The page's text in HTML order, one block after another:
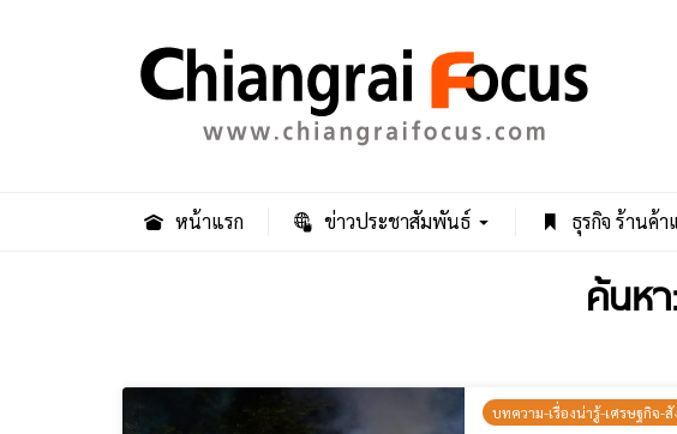
หน้าแรก ข่าวประชาสัมพันธ์ ธุรกิจ ร้านค้า
ค้นห
บทความ-เรื่องน่ารู้-เศรษฐกิจ-สั